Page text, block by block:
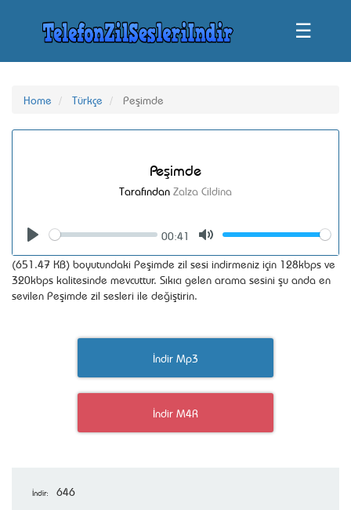
☰
Home Türkçe Peşimde
Peşimde
Tarafından Zalza Cildina
Seek
00:41
Volume
(651.47 KB) boyutundaki Peşimde zil sesi indirmeniz için 128kbps ve
320kbps kalitesinde mevcuttur. Sıkıcı gelen arama sesini şu anda en
sevilen Peşimde zil sesleri ile değiştirin.
İndir Mp3
İndir M4R
İndir: 646